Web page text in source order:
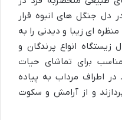
دل جنگل های انبوه قرار
ای زیبا و دیدنی را به
انواع پرندگان و
برای تماشای حیات
اطراف مرداب به پیاده
و از آرامش و سکوت